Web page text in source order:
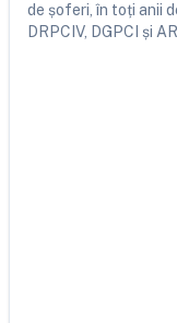
de șoferi, în toți anii
DRPCIV, DGPCI și